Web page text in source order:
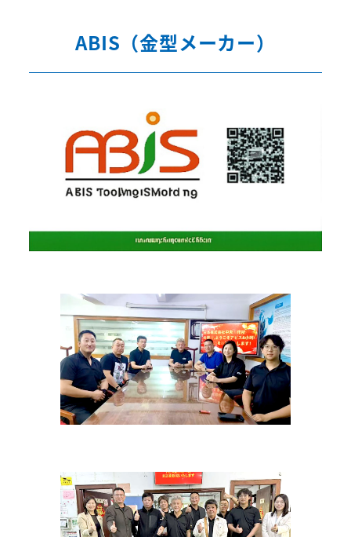
ABIS（金型メーカー）